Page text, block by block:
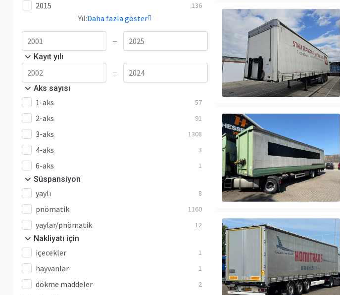
2015 136
Yıl:Daha fazla göster
—
Kayıt yılı
—
Aks sayısı
1-aks 57
2-aks 91
3-aks 1308
4-aks 3
6-aks 1
Süspansiyon
yaylı 8
pnömatik 1160
yaylar/pnömatik 12
Nakliyatı için
içecekler 1
hayvanlar 1
dökme maddeler 2